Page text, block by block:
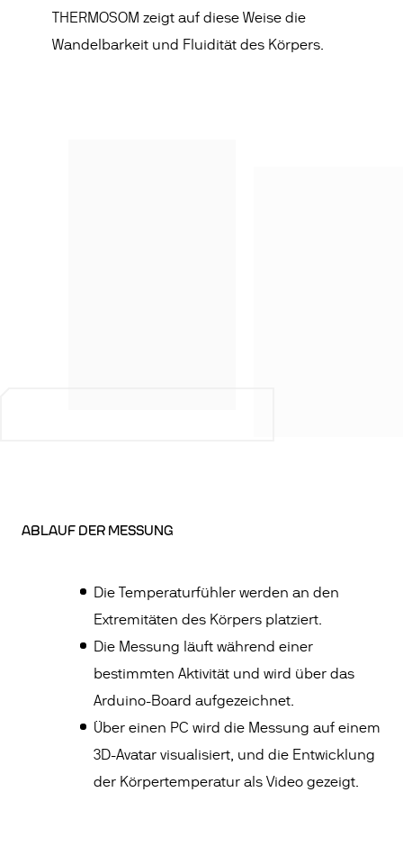
THERMOSOM zeigt auf diese Weise die
Wandelbarkeit und Fluidität des Körpers.
ABLAUF DER MESSUNG
Die Temperaturfühler werden an den
Extremitäten des Körpers platziert.
Die Messung läuft während einer
bestimmten Aktivität und wird über das
Arduino-Board aufgezeichnet.
Über einen PC wird die Messung auf einem
3D-Avatar visualisiert, und die Entwicklung
der Körpertemperatur als Video gezeigt.